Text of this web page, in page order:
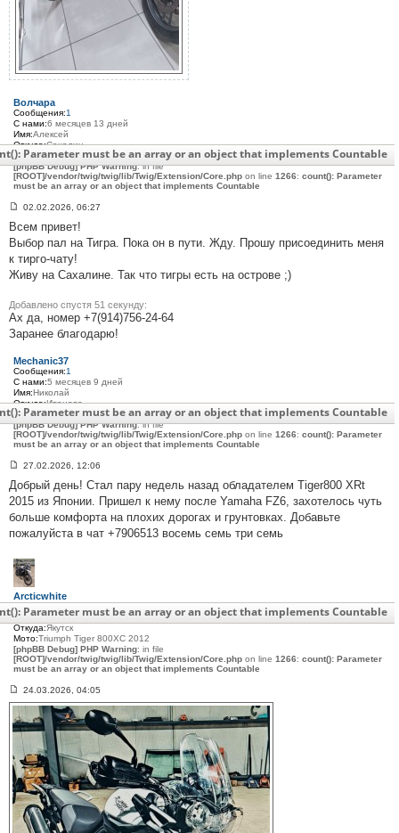
Волчара
Сообщения:1
С нами:6 месяцев 13 дней
Имя:Алексей
Откуда:Сахалин
Мото:Triumph Tiger 800 XCx 2018
[phpBB Debug] PHP Warning: in file
[ROOT]/vendor/twig/twig/lib/Twig/Extension/Core.php on line 1266: count(): Parameter
must be an array or an object that implements Countable
Parameter must be an array or an object that implements Countable
о
б
щ
е
н
е
#
3
1
0
02.02.2026, 06:27
Всем привет!
Выбор пал на Тигра. Пока он в пути. Жду. Прошу присоединить меня
к тирго-чату!
Живу на Сахалине. Так что тигры есть на острове ;)
Добавлено спустя 51 секунду:
Ах да, номер +7(914)756-24-64
Заранее благодарю!
Mechanic37
Сообщения:1
С нами:5 месяцев 9 дней
Имя:Николай
Откуда:Иваново
Мото:Triumph Tiger XRt 2015
[phpBB Debug] PHP Warning: in file
[ROOT]/vendor/twig/twig/lib/Twig/Extension/Core.php on line 1266: count(): Parameter
must be an array or an object that implements Countable
Parameter must be an array or an object that implements Countable
о
о
б
щ
н
е
#
3
1
27.02.2026, 12:06
Добрый день! Стал пару недель назад обладателем Tiger800 XRt
2015 из Японии. Пришел к нему после Yamaha FZ6, захотелось чуть
больше комфорта на плохих дорогах и грунтовках. Добавьте
пожалуйста в чат +7906513 восемь семь три семь
Arcticwhite
Сообщения:1
С нами:1 год 6 месяцев
Откуда:Якутск
Мото:Triumph Tiger 800XC 2012
[phpBB Debug] PHP Warning: in file
[ROOT]/vendor/twig/twig/lib/Twig/Extension/Core.php on line 1266: count(): Parameter
must be an array or an object that implements Countable
Parameter must be an array or an object that implements Countable
о
о
б
щ
е
н
и
е
#
3
1
24.03.2026, 04:05